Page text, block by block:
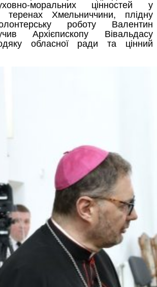
моральних цінностей у
теренах Хмельниччини, плідну
роботу Валентин
Архієпископу Вівальдасу
обласної ради та цінний